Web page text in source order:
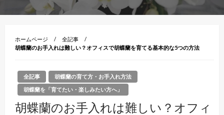
ホームページ
全記事
胡蝶蘭のお手入れは難しい？オフィスで胡蝶蘭を育てる基本的な5つの方法
全記事
胡蝶蘭の育て方・お手入れ方法
胡蝶蘭を「育てたい・楽しみたい方へ」
胡蝶蘭のお手入れは難しい？オフィ